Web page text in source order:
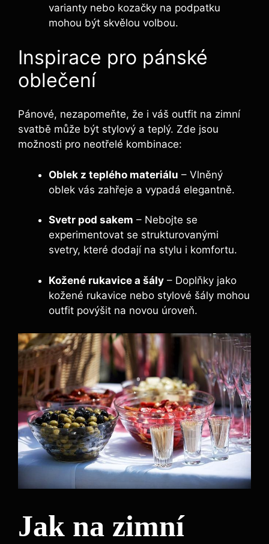
varianty nebo kozačky na podpatku
mohou být skvělou volbou.
Inspirace pro pánské
oblečení
Pánové, nezapomeňte, že i váš outfit na zimní
svatbě může být stylový a teplý. Zde jsou
možnosti pro neotřelé kombinace:
Oblek z teplého materiálu – Vlněný
oblek vás zahřeje a vypadá elegantně.
Svetr pod sakem – Nebojte se
experimentovat se strukturovanými
svetry, které dodají na stylu i komfortu.
Kožené rukavice a šály – Doplňky jako
kožené rukavice nebo stylové šály mohou
outfit povýšit na novou úroveň.
Jak na zimní